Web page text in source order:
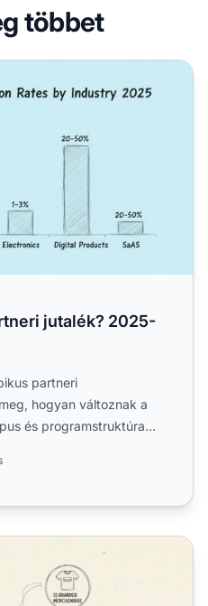
többet
2025-ös iparági
jutalék? 2025-
partneri
hogyan változnak a
és programstruktúra
jutalmak a partnerek